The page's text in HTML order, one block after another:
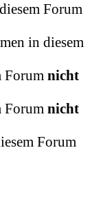
Forum
in diesem
Forum nicht
Forum nicht
Forum